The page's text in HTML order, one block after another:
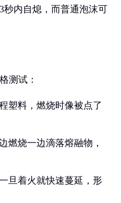
秒内自熄，而普通泡沫可
测试：
塑料，燃烧时像被点了
燃烧一边滴落熔融物，
旦着火就快速蔓延，形